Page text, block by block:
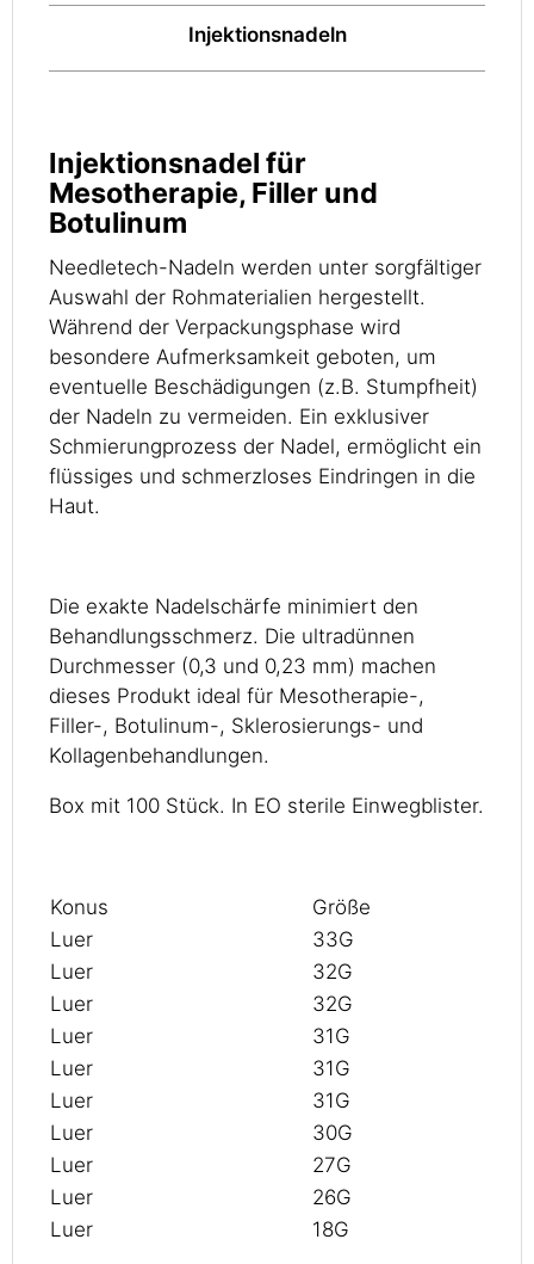
Injektionsnadeln
Injektionsnadel für
Mesotherapie, Filler und
Botulinum
Needletech-Nadeln werden unter sorgfältiger
Auswahl der Rohmaterialien hergestellt.
Während der Verpackungsphase wird
besondere Aufmerksamkeit geboten, um
eventuelle Beschädigungen (z.B. Stumpfheit)
der Nadeln zu vermeiden. Ein exklusiver
Schmierungprozess der Nadel, ermöglicht ein
flüssiges und schmerzloses Eindringen in die
Haut.
Die exakte Nadelschärfe minimiert den
Behandlungsschmerz. Die ultradünnen
Durchmesser (0,3 und 0,23 mm) machen
dieses Produkt ideal für Mesotherapie-,
Filler-, Botulinum-, Sklerosierungs- und
Kollagenbehandlungen.
Box mit 100 Stück. In EO sterile Einwegblister.
Konus
Größe
Luer
33G
Luer
32G
Luer
32G
Luer
31G
Luer
31G
Luer
31G
Luer
30G
Luer
27G
Luer
26G
Luer
18G